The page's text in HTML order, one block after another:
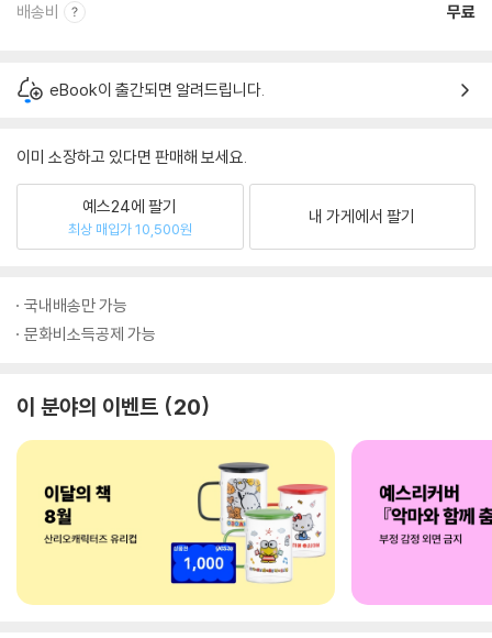
배송비 무료
eBook이 출간되면 알려드립니다.
이미 소장하고 있다면 판매해 보세요.
예스24에 팔기
최상 매입가 10,500원
내 가게에서 팔기
국내배송만 가능
문화비소득공제 가능
이 분야의 이벤트 20